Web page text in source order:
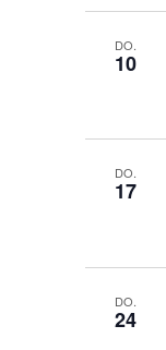
DO.
10
DO.
17
DO.
24